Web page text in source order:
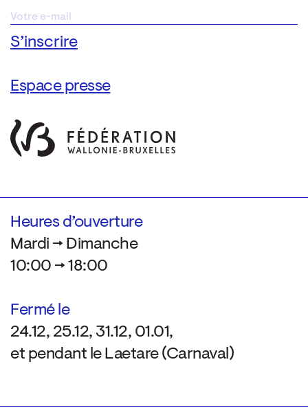
Espace presse
Heures d’ouverture
Mardi → Dimanche
10:00 → 18:00
Fermé le
24.12, 25.12, 31.12, 01.01,
et pendant le Laetare (Carnaval)